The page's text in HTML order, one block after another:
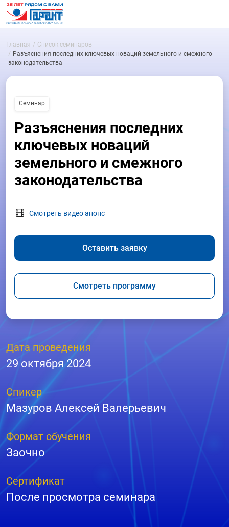
Главная
Список семинаров
Разъяснения последних ключевых новаций земельного и смежного
законодательства
Семинар
Разъяснения последних
ключевых новаций
земельного и смежного
законодательства
Смотреть видео анонс
Оставить заявку
Смотреть программу
Дата проведения
29 октября 2024
Спикер
Мазуров Алексей Валерьевич
Формат обучения
Заочно
Сертификат
После просмотра семинара